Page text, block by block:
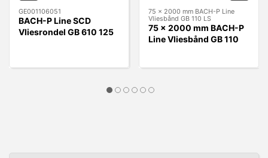
GE001106051
BACH-P Line SCD
Vliesrondel GB 610 125
75 x 2000 mm BACH-P Line
Vliesbånd GB 110 LS
75 x 2000 mm BACH-P
Line Vliesbånd GB 110